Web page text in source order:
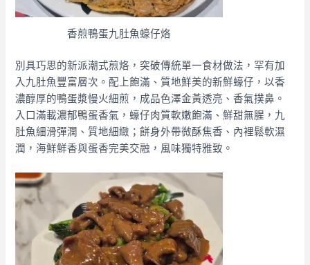
香煎鴨蛋九肚魚蠔仔烙
別具巧思的新派潮式煎烙，突破傳統單一食材做法，罕有加
入九肚魚豐富層次。配上飽滿、質地鮮美的新鮮蠔仔，以香
濃醇厚的鴨蛋漿慢火細煎，成品色澤金黃透亮、香氣撲鼻。
入口滿載濃郁鴨蛋香氣，蠔仔肉質軟嫩飽滿、鮮甜無腥，九
肚魚細滑彈潤、質地細緻；餅身外帶微酥焦香、內裡鬆軟濕
潤，海鮮鮮香與蛋香完美交融，風味獨特雅致。